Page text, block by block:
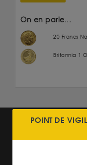
On en parle...
20 Francs
Britannia 1
POINT DE